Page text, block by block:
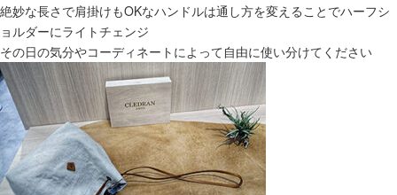
絶妙な長さで肩掛けもOKなハンドルは通し方を変えることでハーフシ
ョルダーにライトチェンジ
その日の気分やコーディネートによって自由に使い分けてください